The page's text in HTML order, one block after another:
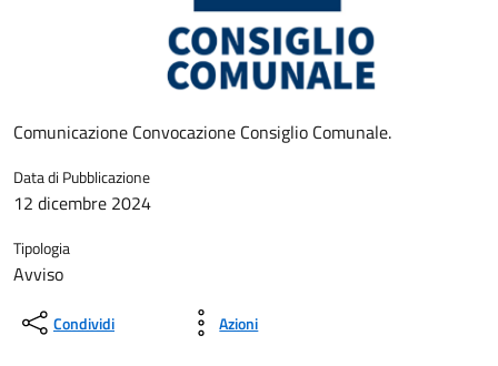
Comunicazione Convocazione Consiglio Comunale.
Data di Pubblicazione
12 dicembre 2024
Tipologia
Avviso
Condividi Azioni